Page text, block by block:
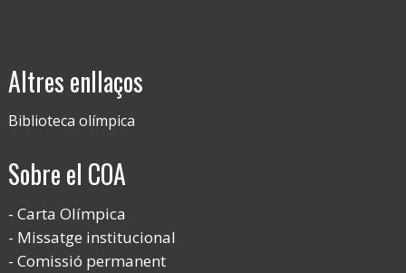
Altres enllaços
Biblioteca olímpica
Sobre el COA
Carta Olímpica
Missatge institucional
Comissió permanent